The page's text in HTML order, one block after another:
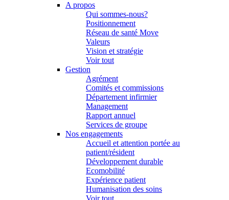
A propos
Qui sommes-nous?
Positionnement
Réseau de santé Move
Valeurs
Vision et stratégie
Voir tout
Gestion
Agrément
Comités et commissions
Département infirmier
Management
Rapport annuel
Services de groupe
Nos engagements
Accueil et attention portée au
patient/résident
Développement durable
Ecomobilité
Expérience patient
Humanisation des soins